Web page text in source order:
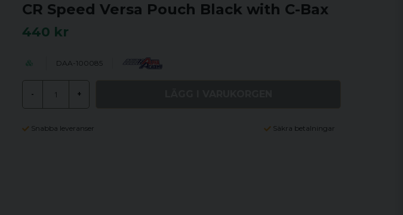
CR Speed Versa Pouch Black with C-Bax
440 kr
DAA-100085
- +
Snabba leveranser Säkra betalningar